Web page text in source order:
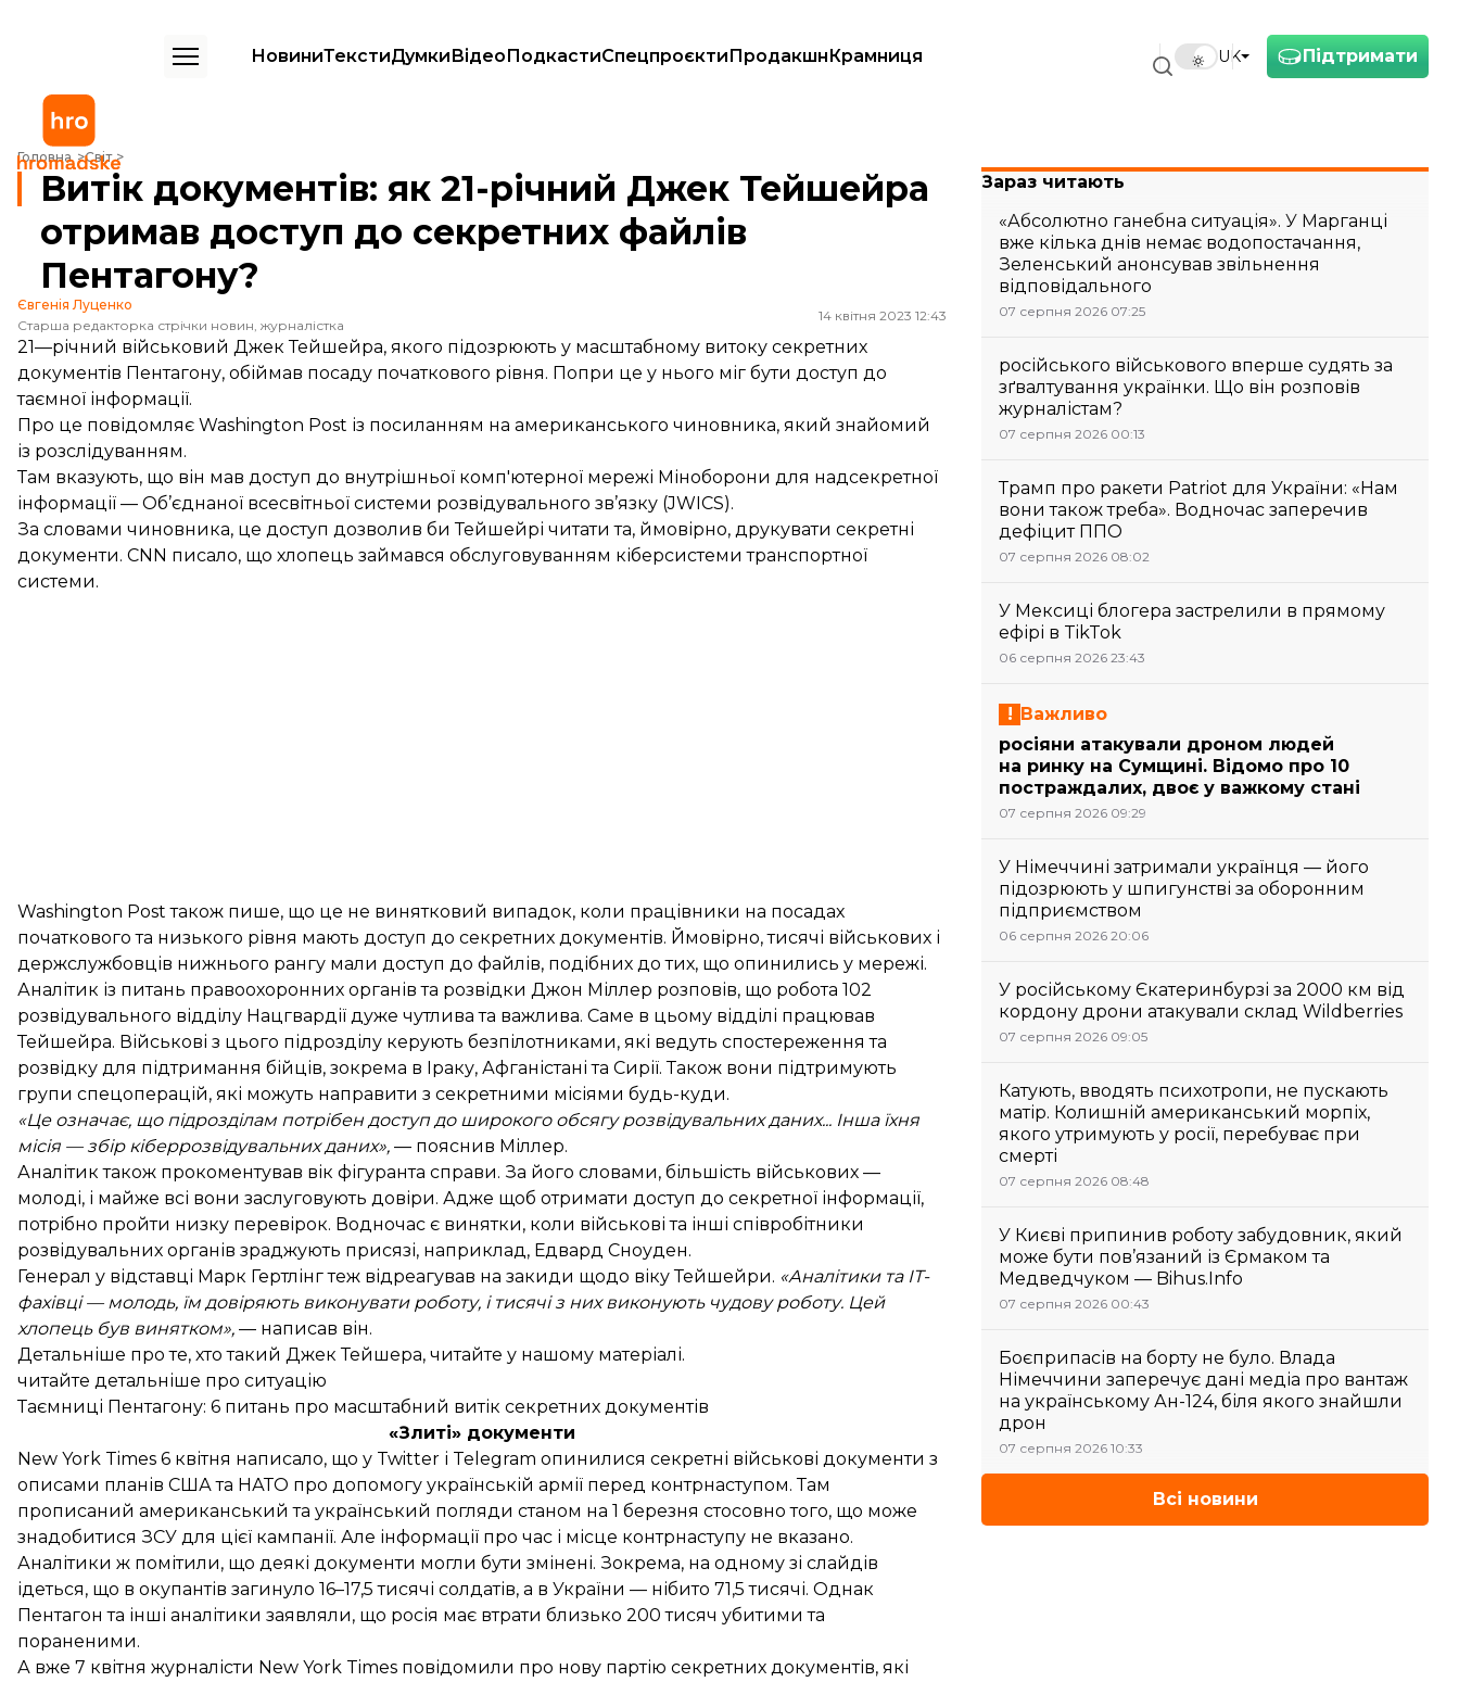
Підтримати
UK
НовиниТекстиДумкиВідеоПодкастиСпецпроєктиПродакшнКрамниця
Головна Світ
Витік документів: як 21-річний Джек Тейшейра отримав доступ до секретних файлів Пентагону?
Витік документів: як 21-річний Джек Тейшейра
отримав доступ до секретних файлів
Пентагону?
Євгенія Луценко
Старша редакторка стрічки новин, журналістка
14 квітня 2023 12:43
21—річний військовий Джек Тейшейра, якого підозрюють у масштабному витоку секретних
документів Пентагону, обіймав посаду початкового рівня. Попри це у нього міг бути доступ до
таємної інформації.
Про це повідомляє Washington Post із посиланням на американського чиновника, який знайомий
із розслідуванням.
Там вказують, що він мав доступ до внутрішньої комп'ютерної мережі Міноборони для надсекретної
інформації — Об’єднаної всесвітньої системи розвідувального зв’язку (JWICS).
За словами чиновника, це доступ дозволив би Тейшейрі читати та, ймовірно, друкувати секретні
документи. CNN писало, що хлопець займався обслуговуванням кіберсистеми транспортної
системи.
Washington Post також пише, що це не винятковий випадок, коли працівники на посадах
початкового та низького рівня мають доступ до секретних документів. Ймовірно, тисячі військових і
держслужбовців нижнього рангу мали доступ до файлів, подібних до тих, що опинились у мережі.
Аналітик із питань правоохоронних органів та розвідки Джон Міллер розповів, що робота 102
розвідувального відділу Нацгвардії дуже чутлива та важлива. Саме в цьому відділі працював
Тейшейра. Військові з цього підрозділу керують безпілотниками, які ведуть спостереження та
розвідку для підтримання бійців, зокрема в Іраку, Афганістані та Сирії. Також вони підтримують
групи спецоперацій, які можуть направити з секретними місіями будь-куди.
«Це означає, що підрозділам потрібен доступ до широкого обсягу розвідувальних даних... Інша їхня
місія — збір кіберрозвідувальних даних», — пояснив Міллер.
Аналітик також прокоментував вік фігуранта справи. За його словами, більшість військових —
молоді, і майже всі вони заслуговують довіри. Адже щоб отримати доступ до секретної інформації,
потрібно пройти низку перевірок. Водночас є винятки, коли військові та інші співробітники
розвідувальних органів зраджують присязі, наприклад, Едвард Сноуден.
Генерал у відставці Марк Гертлінг теж відреагував на закиди щодо віку Тейшейри. «Аналітики та ІТ-
фахівці — молодь, їм довіряють виконувати роботу, і тисячі з них виконують чудову роботу. Цей
хлопець був винятком», — написав він.
Детальніше про те, хто такий Джек Тейшера, читайте у нашому матеріалі.
читайте детальніше про ситуацію
Таємниці Пентагону: 6 питань про масштабний витік секретних документів
«Злиті» документи
New York Times 6 квітня написало, що у Twitter і Telegram опинилися секретні військові документи з
описами планів США та НАТО про допомогу українській армії перед контрнаступом. Там
прописаний американський та український погляди станом на 1 березня стосовно того, що може
знадобитися ЗСУ для цієї кампанії. Але інформації про час і місце контрнаступу не вказано.
Аналітики ж помітили, що деякі документи могли бути змінені. Зокрема, на одному зі слайдів
ідеться, що в окупантів загинуло 16–17,5 тисячі солдатів, а в України — нібито 71,5 тисячі. Однак
Пентагон та інші аналітики заявляли, що росія має втрати близько 200 тисяч убитими та
пораненими.
А вже 7 квітня журналісти New York Times повідомили про нову партію секретних документів, які
Зараз читають
«Абсолютно ганебна ситуація». У Марганці
вже кілька днів немає водопостачання,
Зеленський анонсував звільнення
відповідального
07 серпня 2026 07:25
російського військового вперше судять за
зґвалтування українки. Що він розповів
журналістам?
07 серпня 2026 00:13
Трамп про ракети Patriot для України: «Нам
вони також треба». Водночас заперечив
дефіцит ППО
07 серпня 2026 08:02
У Мексиці блогера застрелили в прямому
ефірі в TikTok
06 серпня 2026 23:43
Важливо
росіяни атакували дроном людей
на ринку на Сумщині. Відомо про 10
постраждалих, двоє у важкому стані
07 серпня 2026 09:29
У Німеччині затримали українця — його
підозрюють у шпигунстві за оборонним
підприємством
06 серпня 2026 20:06
У російському Єкатеринбурзі за 2000 км від
кордону дрони атакували склад Wildberries
07 серпня 2026 09:05
Катують, вводять психотропи, не пускають
матір. Колишній американський морпіх,
якого утримують у росії, перебуває при
смерті
07 серпня 2026 08:48
У Києві припинив роботу забудовник, який
може бути пов’язаний із Єрмаком та
Медведчуком — Bihus.Info
07 серпня 2026 00:43
Боєприпасів на борту не було. Влада
Німеччини заперечує дані медіа про вантаж
на українському Ан-124, біля якого знайшли
дрон
07 серпня 2026 10:33
Всі новини